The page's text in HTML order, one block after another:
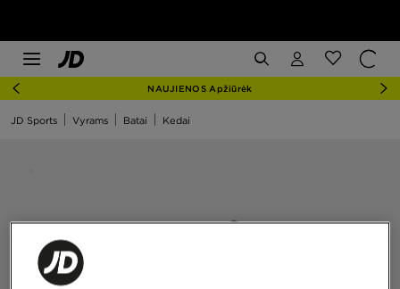
NAUJIENOS Apžiūrėk
JD Sports Vyrams Batai Kedai